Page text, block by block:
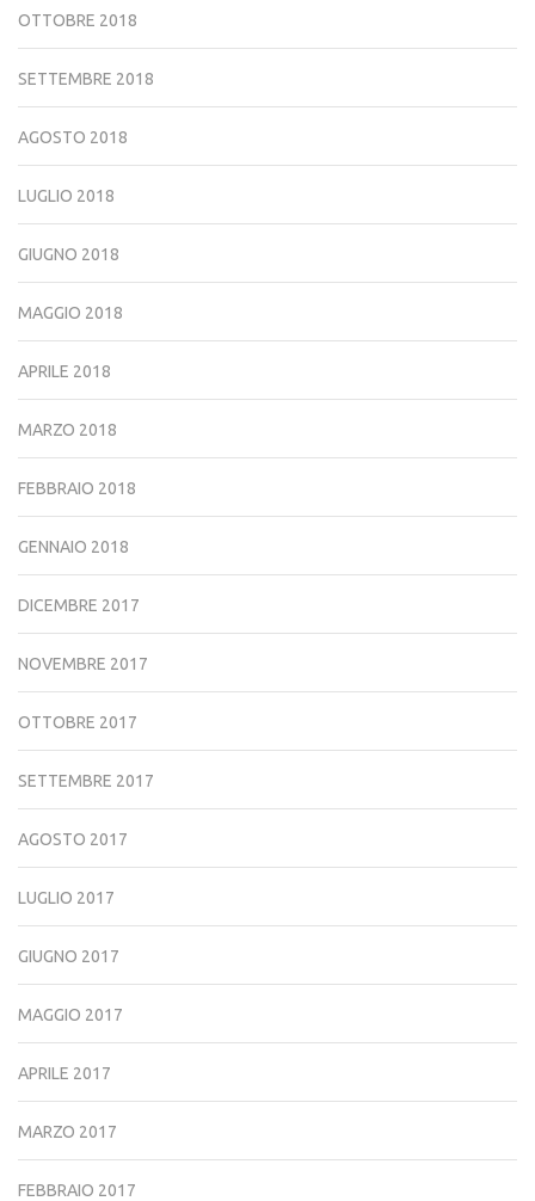
OTTOBRE 2018
SETTEMBRE 2018
AGOSTO 2018
LUGLIO 2018
GIUGNO 2018
MAGGIO 2018
APRILE 2018
MARZO 2018
FEBBRAIO 2018
GENNAIO 2018
DICEMBRE 2017
NOVEMBRE 2017
OTTOBRE 2017
SETTEMBRE 2017
AGOSTO 2017
LUGLIO 2017
GIUGNO 2017
MAGGIO 2017
APRILE 2017
MARZO 2017
FEBBRAIO 2017